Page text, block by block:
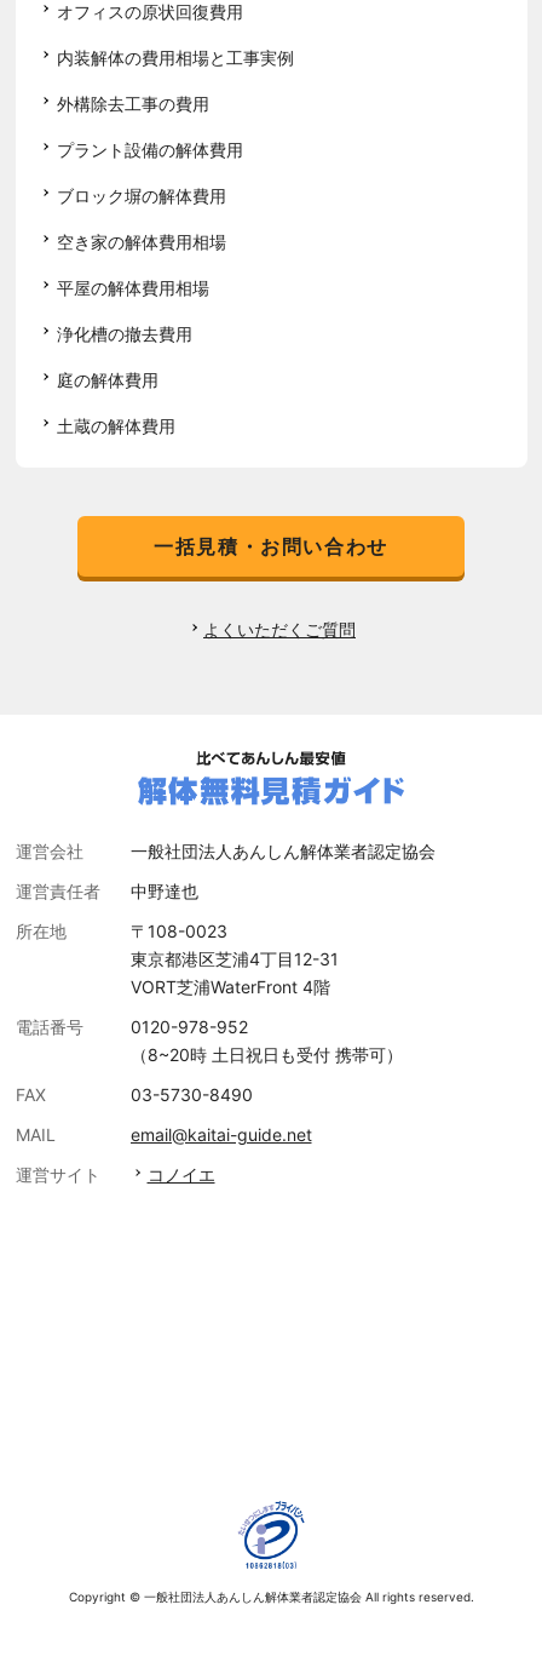
オフィスの原状回復費用
内装解体の費用相場と工事実例
外構除去工事の費用
プラント設備の解体費用
ブロック塀の解体費用
空き家の解体費用相場
平屋の解体費用相場
浄化槽の撤去費用
庭の解体費用
土蔵の解体費用
一括見積・お問い合わせ
よくいただくご質問
運営会社
一般社団法人あんしん解体業者認定協会
運営責任者
中野達也
所在地
〒108-0023
東京都港区芝浦4丁目12-31
VORT芝浦WaterFront 4階
電話番号
0120-978-952
（8~20時 土日祝日も受付 携帯可）
FAX
03-5730-8490
MAIL
email@kaitai-guide.net
運営サイト
コノイエ
Copyright © 一般社団法人あんしん解体業者認定協会 All rights reserved.